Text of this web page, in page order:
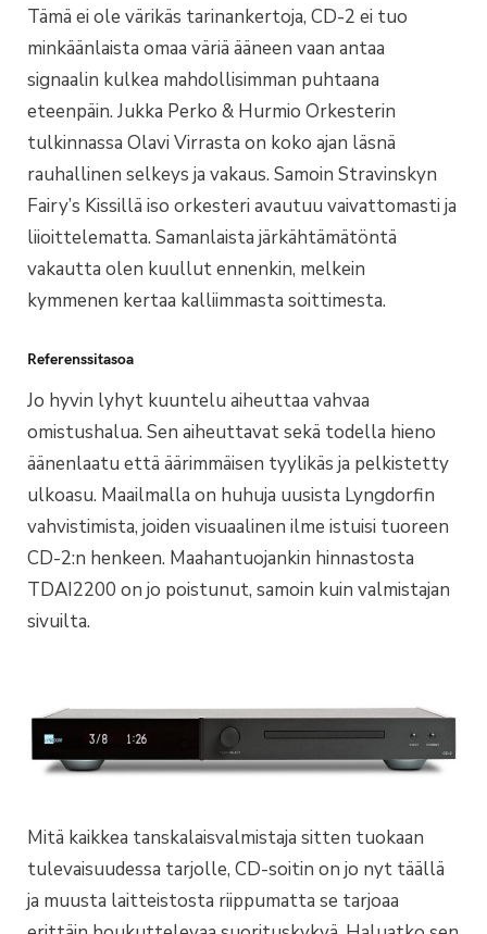
Tämä ei ole värikäs tarinankertoja, CD-2 ei tuo
minkäänlaista omaa väriä ääneen vaan antaa
signaalin kulkea mahdollisimman puhtaana
eteenpäin. Jukka Perko & Hurmio Orkesterin
tulkinnassa Olavi Virrasta on koko ajan läsnä
rauhallinen selkeys ja vakaus. Samoin Stravinskyn
Fairy’s Kissillä iso orkesteri avautuu vaivattomasti ja
liioittelematta. Samanlaista järkähtämätöntä
vakautta olen kuullut ennenkin, melkein
kymmenen kertaa kalliimmasta soittimesta.
Referenssitasoa
Jo hyvin lyhyt kuuntelu aiheuttaa vahvaa
omistushalua. Sen aiheuttavat sekä todella hieno
äänenlaatu että äärimmäisen tyylikäs ja pelkistetty
ulkoasu. Maailmalla on huhuja uusista Lyngdorfin
vahvistimista, joiden visuaalinen ilme istuisi tuoreen
CD-2:n henkeen. Maahantuojankin hinnastosta
TDAI2200 on jo poistunut, samoin kuin valmistajan
sivuilta.
Mitä kaikkea tanskalaisvalmistaja sitten tuokaan
tulevaisuudessa tarjolle, CD-soitin on jo nyt täällä
ja muusta laitteistosta riippumatta se tarjoaa